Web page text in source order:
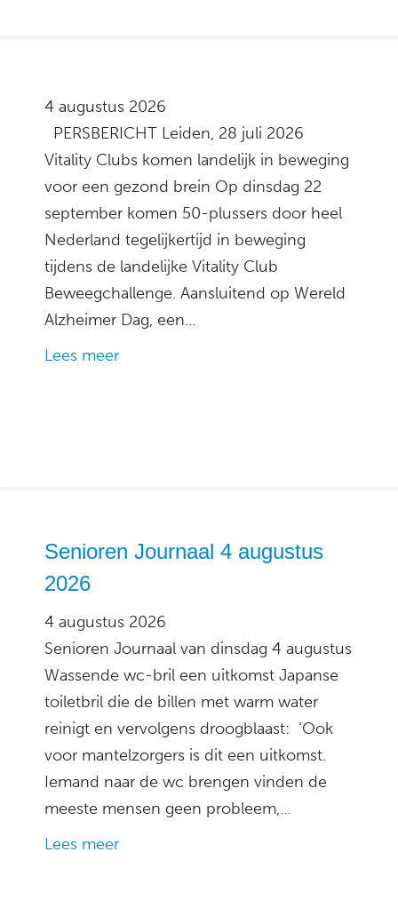
4 augustus 2026
PERSBERICHT Leiden, 28 juli 2026
Vitality Clubs komen landelijk in beweging
voor een gezond brein Op dinsdag 22
september komen 50-plussers door heel
Nederland tegelijkertijd in beweging
tijdens de landelijke Vitality Club
Beweegchallenge. Aansluitend op Wereld
Alzheimer Dag, een…
Lees meer
Senioren Journaal 4 augustus
2026
4 augustus 2026
Senioren Journaal van dinsdag 4 augustus
Wassende wc-bril een uitkomst Japanse
toiletbril die de billen met warm water
reinigt en vervolgens droogblaast: ‘Ook
voor mantelzorgers is dit een uitkomst.
Iemand naar de wc brengen vinden de
meeste mensen geen probleem,…
Lees meer